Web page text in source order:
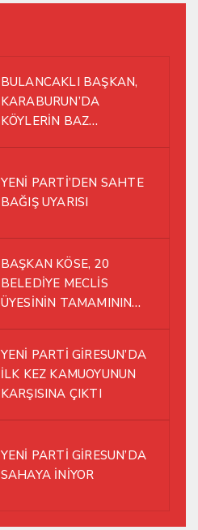
BULANCAKLI BAŞKAN,
KARABURUN’DA
KÖYLERİN BAZ
YENİ PARTİ’DEN SAHTE
BAĞIŞ UYARISI
BAŞKAN KÖSE, 20
BELEDİYE MECLİS
ÜYESİNİN TAMAMININ
YÜRÜMEYE KARAR VERDİK
YENİ PARTİ GİRESUN’DA
İLK KEZ KAMUOYUNUN
KARŞISINA ÇIKTI
YENİ PARTİ GİRESUN’DA
SAHAYA İNİYOR